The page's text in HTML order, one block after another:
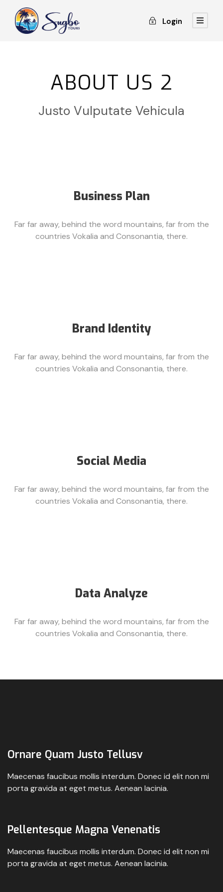
Login
ABOUT US 2
Justo Vulputate Vehicula
Business Plan
Far far away, behind the word mountains, far from the
countries Vokalia and Consonantia, there.
Brand Identity
Far far away, behind the word mountains, far from the
countries Vokalia and Consonantia, there.
Social Media
Far far away, behind the word mountains, far from the
countries Vokalia and Consonantia, there.
Data Analyze
Far far away, behind the word mountains, far from the
countries Vokalia and Consonantia, there.
Ornare Quam Justo Tellusv
Maecenas faucibus mollis interdum. Donec id elit non mi
porta gravida at eget metus. Aenean lacinia.
Pellentesque Magna Venenatis
Maecenas faucibus mollis interdum. Donec id elit non mi
porta gravida at eget metus. Aenean lacinia.